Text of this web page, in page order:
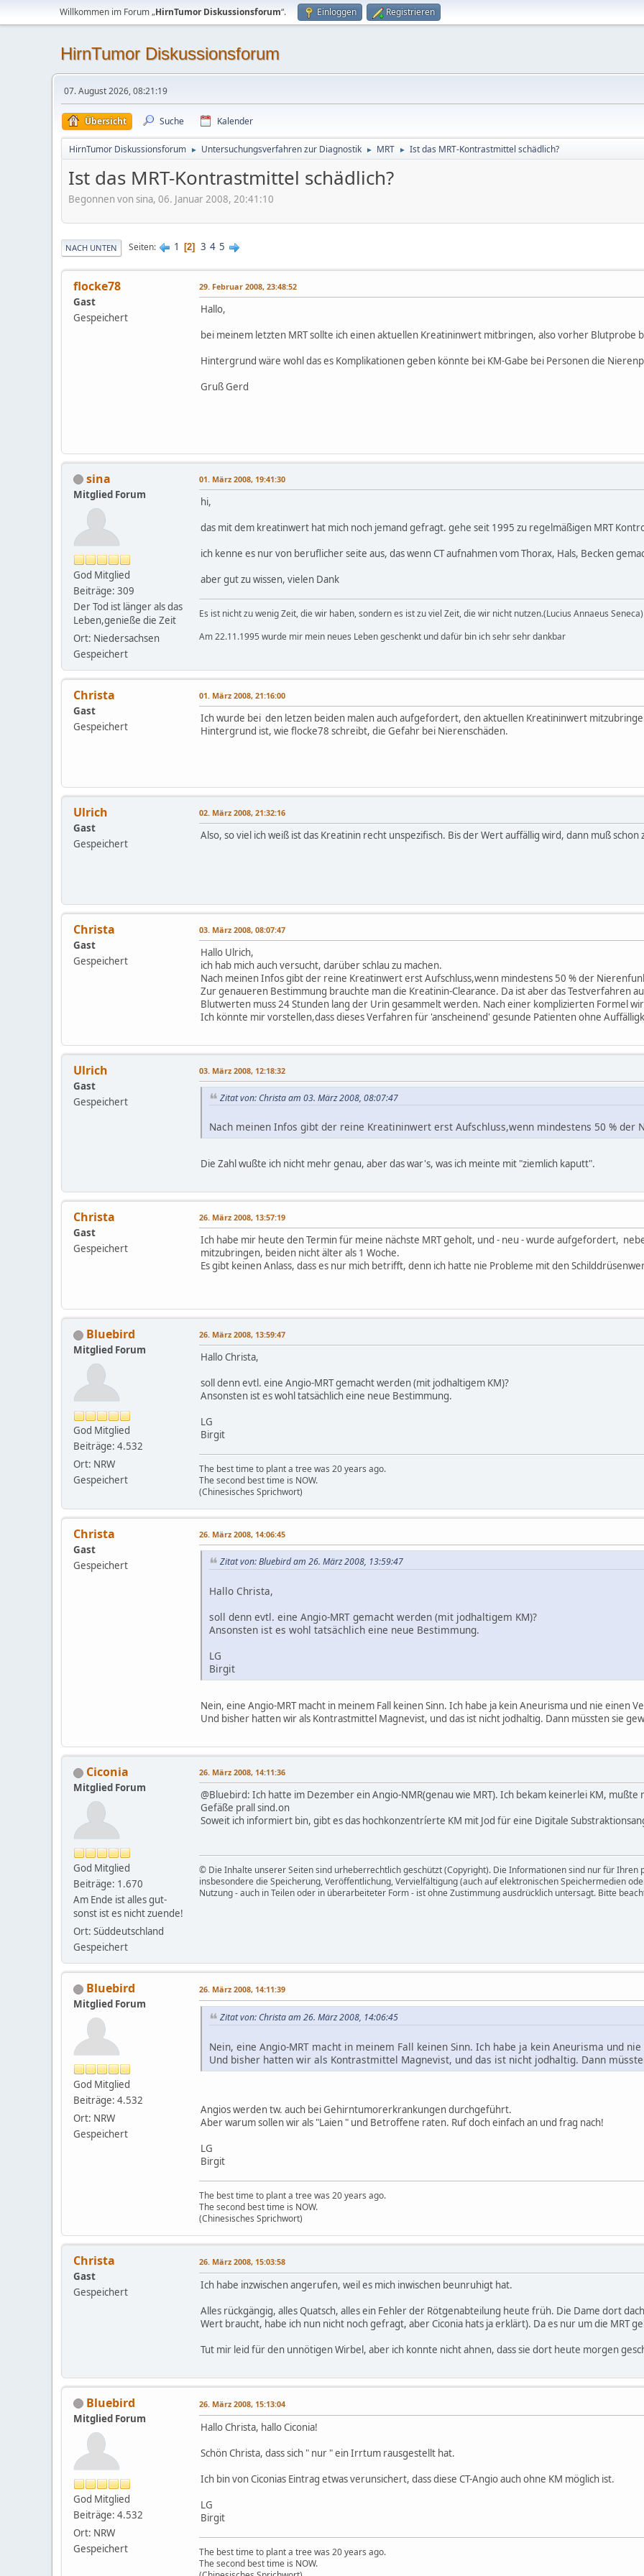
Willkommen im Forum „HirnTumor Diskussionsforum“. Einloggen Registrieren
HirnTumor Diskussionsforum
07. August 2026, 08:21:19
Übersicht Suche Kalender
HirnTumor Diskussionsforum ► Untersuchungsverfahren zur Diagnostik ► MRT ► Ist das MRT-Kontrastmittel schädlich?
Ist das MRT-Kontrastmittel schädlich?
Begonnen von sina, 06. Januar 2008, 20:41:10
NACH UNTEN Seiten 1 2 3 4 5
flocke78
Gast
Gespeichert
29. Februar 2008, 23:48:52
Hallo,
bei meinem letzten MRT sollte ich einen aktuellen Kreatininwert mitbringen, also vorher Blutprobe
Hintergrund wäre wohl das es Komplikationen geben könnte bei KM-Gabe bei Personen die
Gruß Gerd
sina
Mitglied Forum
God Mitglied
Beiträge: 309
Der Tod ist länger als das
Leben,genieße die Zeit
Ort: Niedersachsen
Gespeichert
01. März 2008, 19:41:30
hi,
das mit dem kreatinwert hat mich noch jemand gefragt. gehe seit 1995 zu regelmäßigen MRT
ich kenne es nur von beruflicher seite aus, das wenn CT aufnahmen vom Thorax, Hals, Becken
aber gut zu wissen, vielen Dank
Es ist nicht zu wenig Zeit, die wir haben, sondern es ist zu viel Zeit, die wir nicht nutzen.(Lucius Annaeus Seneca)
Am 22.11.1995 wurde mir mein neues Leben geschenkt und dafür bin ich sehr sehr dankbar
Christa
Gast
Gespeichert
01. März 2008, 21:16:00
Ich wurde bei den letzen beiden malen auch aufgefordert, den aktuellen Kreatininwert
Hintergrund ist, wie flocke78 schreibt, die Gefahr bei Nierenschäden.
Ulrich
Gast
Gespeichert
02. März 2008, 21:32:16
Also, so viel ich weiß ist das Kreatinin recht unspezifisch. Bis der Wert auffällig wird, dann muß
Christa
Gast
Gespeichert
03. März 2008, 08:07:47
Hallo Ulrich,
ich hab mich auch versucht, darüber schlau zu machen.
Nach meinen Infos gibt der reine Kreatinwert erst Aufschluss,wenn mindestens 50 % der
Zur genaueren Bestimmung brauchte man die Kreatinin-Clearance. Da ist aber das Testverfahren
Blutwerten muss 24 Stunden lang der Urin gesammelt werden. Nach einer komplizierten Formel
Ich könnte mir vorstellen,dass dieses Verfahren für 'anscheinend' gesunde Patienten ohne
Ulrich
Gast
Gespeichert
03. März 2008, 12:18:32
Zitat von: Christa am 03. März 2008, 08:07:47
Nach meinen Infos gibt der reine Kreatininwert erst Aufschluss,wenn mindestens 50 % der
Die Zahl wußte ich nicht mehr genau, aber das war's, was ich meinte mit "ziemlich kaputt".
Christa
Gast
Gespeichert
26. März 2008, 13:57:19
Ich habe mir heute den Termin für meine nächste MRT geholt, und - neu - wurde aufgefordert,
mitzubringen, beiden nicht älter als 1 Woche.
Es gibt keinen Anlass, dass es nur mich betrifft, denn ich hatte nie Probleme mit den
Bluebird
Mitglied Forum
God Mitglied
Beiträge: 4.532
Ort: NRW
Gespeichert
26. März 2008, 13:59:47
Hallo Christa,
soll denn evtl. eine Angio-MRT gemacht werden (mit jodhaltigem KM)?
Ansonsten ist es wohl tatsächlich eine neue Bestimmung.
LG
Birgit
The best time to plant a tree was 20 years ago.
The second best time is NOW.
(Chinesisches Sprichwort)
Christa
Gast
Gespeichert
26. März 2008, 14:06:45
Zitat von: Bluebird am 26. März 2008, 13:59:47
Hallo Christa,
soll denn evtl. eine Angio-MRT gemacht werden (mit jodhaltigem KM)?
Ansonsten ist es wohl tatsächlich eine neue Bestimmung.
LG
Birgit
Nein, eine Angio-MRT macht in meinem Fall keinen Sinn. Ich habe ja kein Aneurisma und nie einen
Und bisher hatten wir als Kontrastmittel Magnevist, und das ist nicht jodhaltig. Dann müssten sie
Ciconia
Mitglied Forum
God Mitglied
Beiträge: 1.670
Am Ende ist alles gut-
sonst ist es nicht zuende!
Ort: Süddeutschland
Gespeichert
26. März 2008, 14:11:36
@Bluebird: Ich hatte im Dezember ein Angio-NMR(genau wie MRT). Ich bekam keinerlei KM,
Gefäße prall sind.on
Soweit ich informiert bin, gibt es das hochkonzentríerte KM mit Jod für eine Digitale
© Die Inhalte unserer Seiten sind urheberrechtlich geschützt (Copyright). Die Informationen sind nur für Ihren
insbesondere die Speicherung, Veröffentlichung, Vervielfältigung (auch auf elektronischen Speichermedien
Nutzung - auch in Teilen oder in überarbeiteter Form - ist ohne Zustimmung ausdrücklich untersagt. Bitte
Bluebird
Mitglied Forum
God Mitglied
Beiträge: 4.532
Ort: NRW
Gespeichert
26. März 2008, 14:11:39
Zitat von: Christa am 26. März 2008, 14:06:45
Nein, eine Angio-MRT macht in meinem Fall keinen Sinn. Ich habe ja kein Aneurisma und
Und bisher hatten wir als Kontrastmittel Magnevist, und das ist nicht jodhaltig. Dann
Angios werden tw. auch bei Gehirntumorerkrankungen durchgeführt.
Aber warum sollen wir als "Laien " und Betroffene raten. Ruf doch einfach an und frag nach!
LG
Birgit
The best time to plant a tree was 20 years ago.
The second best time is NOW.
(Chinesisches Sprichwort)
Christa
Gast
Gespeichert
26. März 2008, 15:03:58
Ich habe inzwischen angerufen, weil es mich inwischen beunruhigt hat.
Alles rückgängig, alles Quatsch, alles ein Fehler der Rötgenabteilung heute früh. Die Dame dort
Wert braucht, habe ich nun nicht noch gefragt, aber Ciconia hats ja erklärt). Da es nur um die MRT
Tut mir leid für den unnötigen Wirbel, aber ich konnte nicht ahnen, dass sie dort heute morgen
Bluebird
Mitglied Forum
God Mitglied
Beiträge: 4.532
Ort: NRW
Gespeichert
26. März 2008, 15:13:04
Hallo Christa, hallo Ciconia!
Schön Christa, dass sich " nur " ein Irrtum rausgestellt hat.
Ich bin von Ciconias Eintrag etwas verunsichert, dass diese CT-Angio auch ohne KM möglich ist.
LG
Birgit
The best time to plant a tree was 20 years ago.
The second best time is NOW.